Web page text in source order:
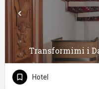
Transformimi i
Hotel